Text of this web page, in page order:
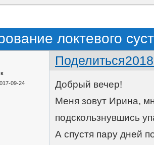
локтевого
Поделиться
09-24
Добрый вечер!
Меня зовут Ирина,
подскользнувшись
А спустя пару дней